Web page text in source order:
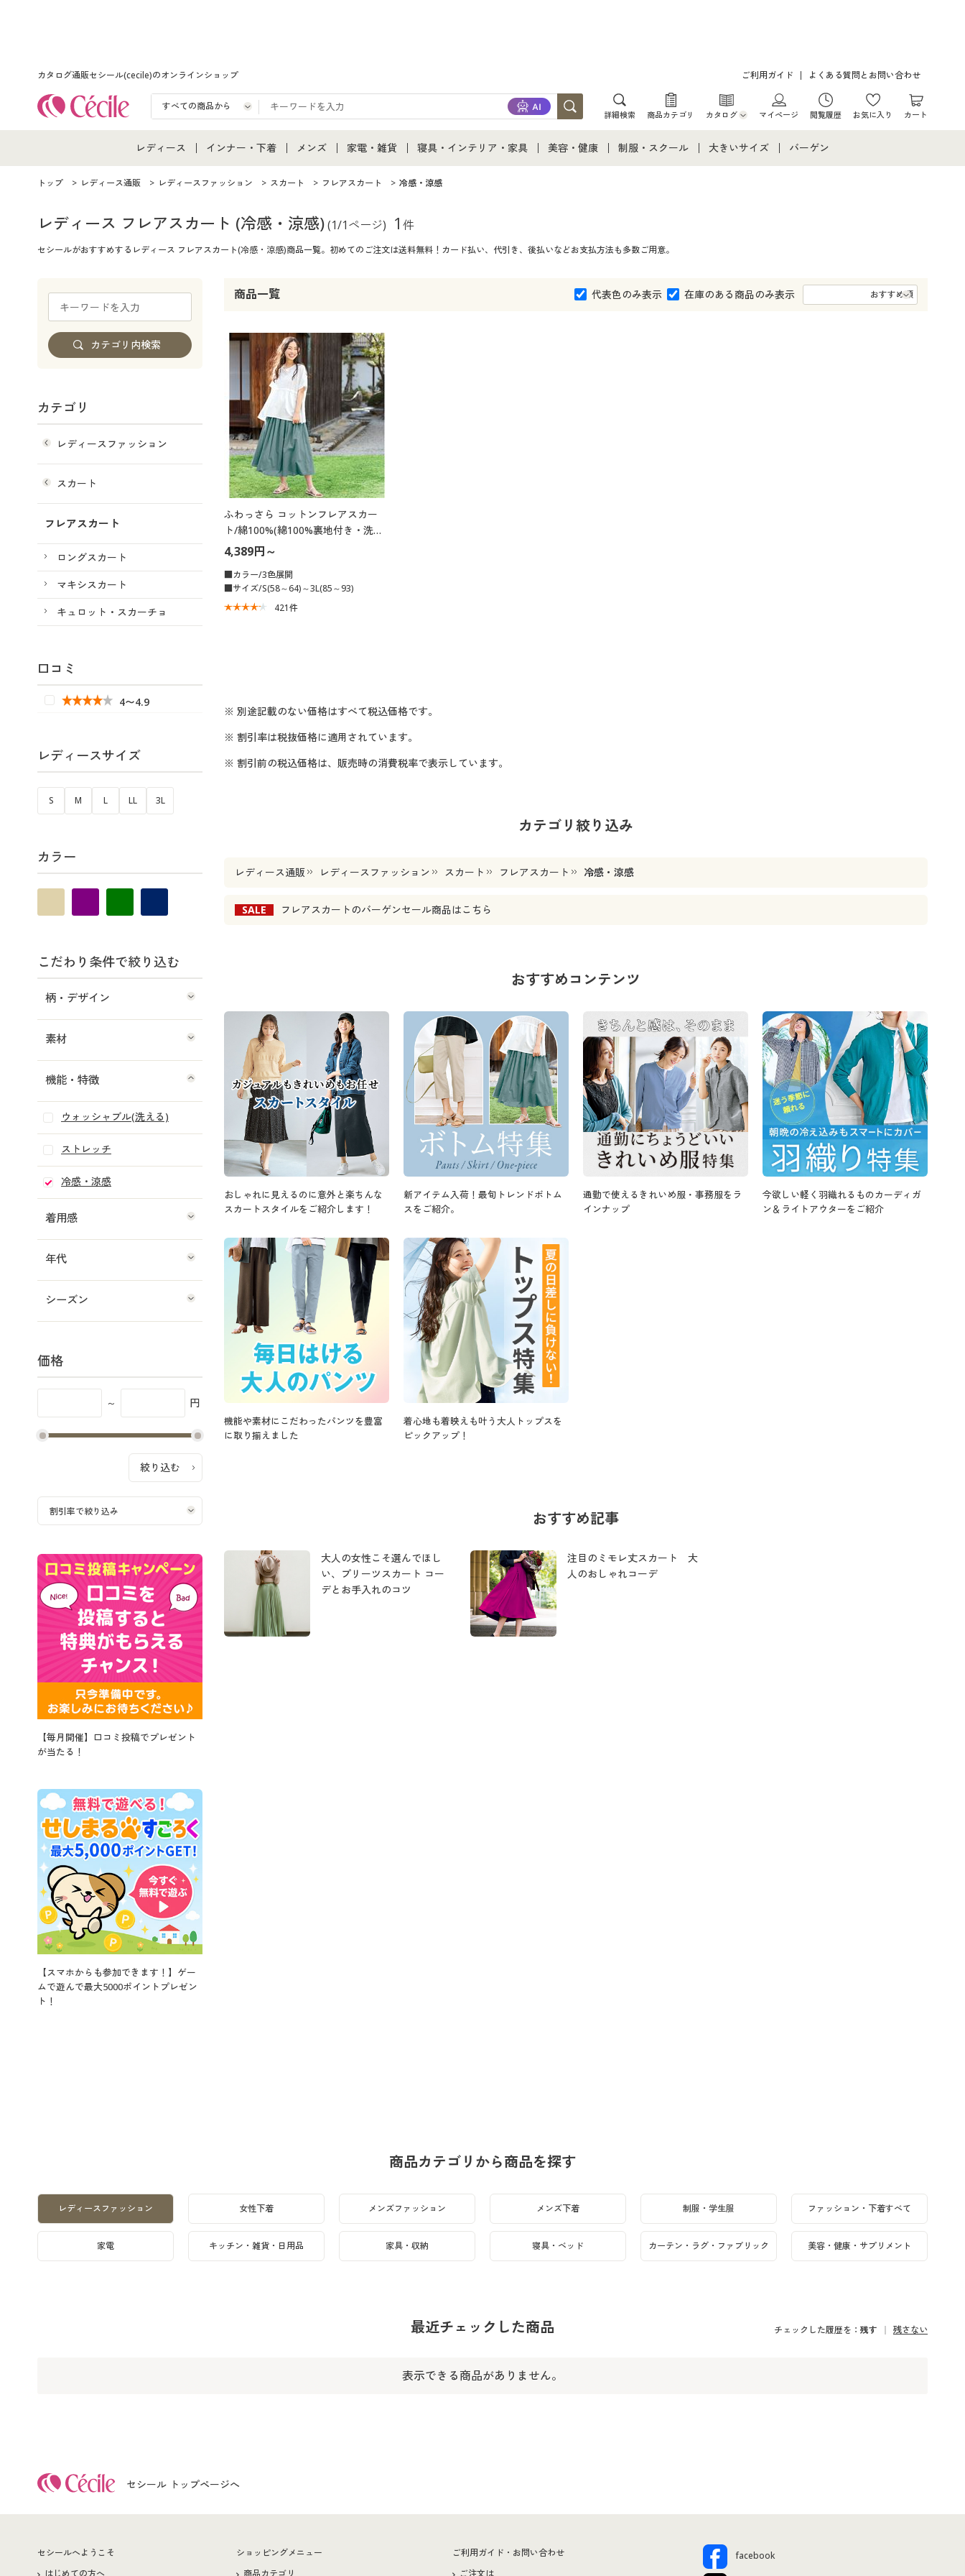
カタログ通販セシール(cecile)のオンラインショップ ご利用ガイド よくある質問とお問い合わせ
詳細検索 商品カテゴリ カタログ
カタログ・チラシからのご注文
マイページ 閲覧履歴 お気に入り カート
レディース
レディース通販すべて
レディースファッション
女性下着
インナー・下着
インナー・下着通販すべて
女性下着
メンズ下着
ジュニア・ティーンズ下着
メンズ
メンズ通販すべて
メンズファッション
メンズ下着
家電・雑貨
家電・雑貨すべて
キッチン・雑貨・日用品
寝具・インテリア・家具
寝具・インテリア・家具通販すべて
寝具・ベッド
美容・健康 制服・スクール
ジュニア・ティーンズ下着
大きいサイズ
大きいサイズ メンズ
バーゲン
トップ レディース通販 レディースファッション スカート フレアスカート 冷感・涼感
レディース フレアスカート (冷感・涼感)(1/1ページ) 1 件
セシールがおすすめするレディース フレアスカート(冷感・涼感)商品一覧。初めてのご注文は送料無料！カード払い、代引き、後払いなどお支払方法も多数ご用意。
商品一覧 代表色のみ表示 在庫のある商品のみ表示
ふわっさら コットンフレアスカー
ト/綿100%(綿100%裏地付き・洗濯
機OK)
4,389円～
■カラー/3色展開
■サイズ/S(58～64)～3L(85～93)
421件
※ 別途記載のない価格はすべて税込価格です。
※ 割引率は税抜価格に適用されています。
※ 割引前の税込価格は、販売時の消費税率で表示しています。
カテゴリ絞り込み
レディース通販 レディースファッション スカート フレアスカート 冷感・涼感
SALE フレアスカートのバーゲンセール商品はこちら
おすすめコンテンツ
おしゃれに見えるのに意外と楽ちんな
スカートスタイルをご紹介します！
新アイテム入荷！最旬トレンドボトム
スをご紹介。
通勤で使えるきれいめ服・事務服をラ
インナップ
今欲しい軽く羽織れるものカーディガ
ン＆ライトアウターをご紹介
機能や素材にこだわったパンツを豊富
に取り揃えました
着心地も着映えも叶う大人トップスを
ピックアップ！
おすすめ記事
大人の女性こそ選んでほし
い、プリーツスカート コー
デとお手入れのコツ
注目のミモレ丈スカート 大
人のおしゃれコーデ
カテゴリ
レディースファッション
スカート
フレアスカート
ロングスカート
マキシスカート
キュロット・スカーチョ
口コミ
4〜4.9
レディースサイズ
S M L LL 3L
カラー
こだわり条件で絞り込む
柄・デザイン
素材
機能・特徴
ウォッシャブル(洗える)
ストレッチ
冷感・涼感
着用感
年代
シーズン
価格
～ 円
【毎月開催】口コミ投稿でプレゼント
が当たる！
【スマホからも参加できます！】ゲー
ムで遊んで最大5000ポイントプレゼン
ト！
商品カテゴリから商品を探す
レディースファッション 女性下着 メンズファッション メンズ下着 制服・学生服 ファッション・下着すべて
家電 キッチン・雑貨・日用品 家具・収納 寝具・ベッド カーテン・ラグ・ファブリック 美容・健康・サプリメント
最近チェックした商品 チェックした履歴を： 残す 残さない
表示できる商品がありません。
セシール トップページへ
セシールへようこそ
ショッピングメニュー
ご利用ガイド・お問い合わせ
facebook